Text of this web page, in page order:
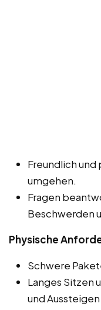
Freundlich
umgehen.
Fragen
Beschwerden
Physische
Schwere
Langes Sitzen
und